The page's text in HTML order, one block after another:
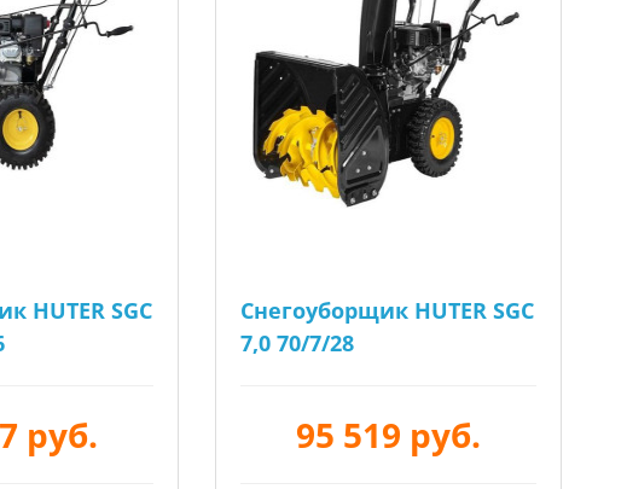
HUTER SGC
руб.
Cнегоуборщик HUTER SGC
7,0 70/7/28
95 519 руб.